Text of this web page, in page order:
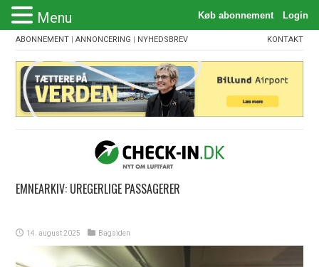
ABONNEMENT |ANNONCERING | NYHEDSBREV KONTAKT
EMNEARKIV: UREGERLIGE PASSAGERER
14. august 2025 Bagsiden
Menu